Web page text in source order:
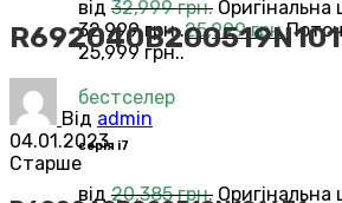
від 32,999грн. Оригінальна
32,999 грн..25,999грн.
25,999 грн..
бестселер
серія i7
від 20,385грн. Оригінальна
Від admin
04.01.2023
Старше